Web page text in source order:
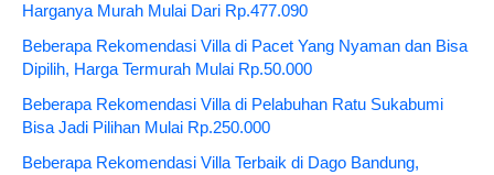
Harganya Murah Mulai Dari Rp.477.090
Beberapa Rekomendasi Villa di Pacet Yang Nyaman dan Bisa
Dipilih, Harga Termurah Mulai Rp.50.000
Beberapa Rekomendasi Villa di Pelabuhan Ratu Sukabumi
Bisa Jadi Pilihan Mulai Rp.250.000
Beberapa Rekomendasi Villa Terbaik di Dago Bandung,